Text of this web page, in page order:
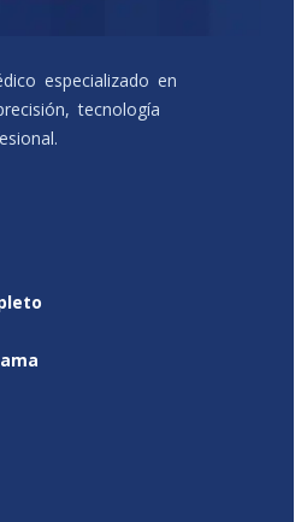
especializado en
tecnología